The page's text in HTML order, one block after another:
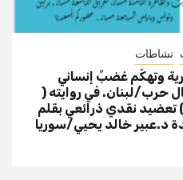
نشاطات
وتهكّم غضبٌ إنساني
حرب/لبنان. في روايته (
تعضيد نقدي ذرائعي بقلم
د.عبير خالد يحيي/سوريا